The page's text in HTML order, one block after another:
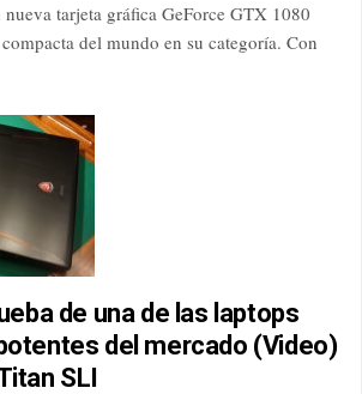
tarjeta gráfica GeForce GTX 1080
del mundo en su categoría. Con
de una de las laptops
del mercado (Video)
SLI